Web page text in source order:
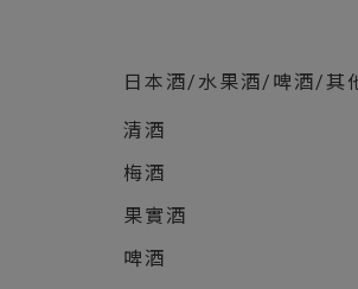
日本酒/水果酒/啤酒/其
清酒
梅酒
果實酒
啤酒